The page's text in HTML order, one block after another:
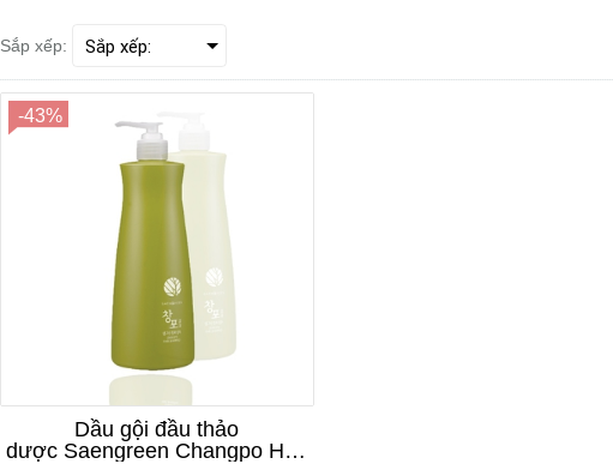
Sắp xếp:
-43%
Dầu gội đầu thảo
dược Saengreen Changpo Hair